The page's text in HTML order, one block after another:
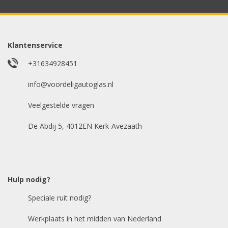
Model auto
E-mailadres *
Klantenservice
+31634928451
info@voordeligautoglas.nl
Veelgestelde vragen
De Abdij 5, 4012EN Kerk-Avezaath
Hulp nodig?
Speciale ruit nodig?
Werkplaats in het midden van Nederland